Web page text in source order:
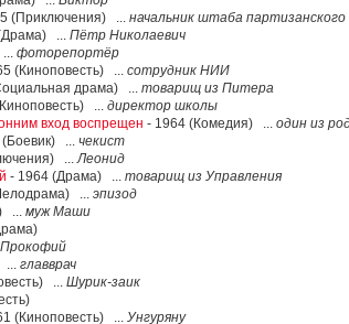
(Приключения) ... начальник штаба
... Пётр Николаевич
фоторепортёр
(Киноповесть) ... сотрудник НИИ
драма) ... товарищ из Питера
... директор школы
вход воспрещен - 1964 (Комедия) ... один из
(Боевик) ... чекист
...Леонид
- 1964 (Драма) ... товарищ из Управления
... эпизод
... муж Маши
Прокофий
... главврач
... Шурик-заик
(Киноповесть) ... Унгуряну